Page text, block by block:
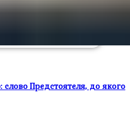
Предстоятеля, до якого